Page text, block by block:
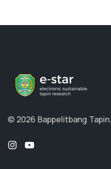
© 2026 Bappelitbang Tapin.